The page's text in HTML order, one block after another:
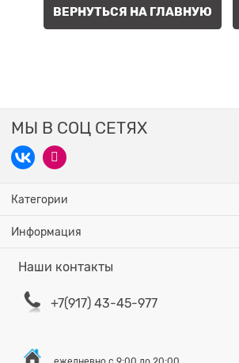
ВЕРНУТЬСЯ НА ГЛАВНУЮ
МЫ В СОЦ СЕТЯХ
Категории
Информация
Наши контакты
+7(917) 43-45-977